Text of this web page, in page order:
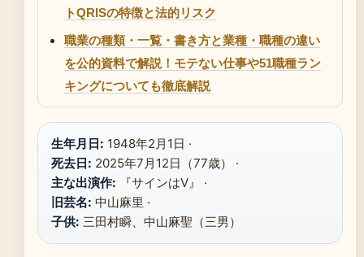
トQRISの特徴と法的リスク
職業の種類・一覧・書き方と業種・職種の違い
を公的資料で解説！モテない仕事や51職種ラン
キングについても徹底解説
生年月日: 1948年2月1日 ·
死去日: 2025年7月12日（77歳） ·
主な出演作: 『サインはV』 ·
旧芸名: 中山麻里 ·
子供: 三田村瞬、中山麻聖（三男）